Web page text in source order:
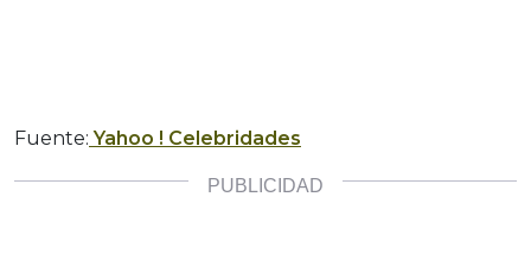
Fuente: Yahoo ! Celebridades